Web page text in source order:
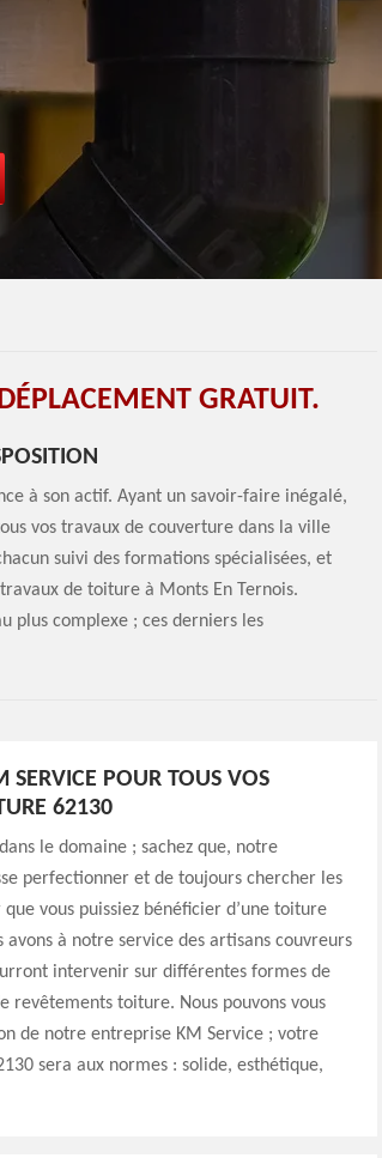
GRATUIT.
à son actif. Ayant un savoir-faire inégalé,
vos travaux de couverture dans la ville
suivi des formations spécialisées, et
de toiture à Monts En Ternois.
plus complexe ; ces derniers les
SERVICE POUR TOUS VOS
62130
le domaine ; sachez que, notre
perfectionner et de toujours chercher les
vous puissiez bénéficier d’une toiture
avons à notre service des artisans couvreurs
intervenir sur différentes formes de
revêtements toiture. Nous pouvons vous
de notre entreprise KM Service ; votre
sera aux normes : solide, esthétique,